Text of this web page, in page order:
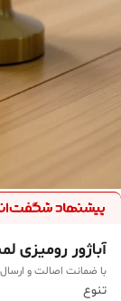
آباژور رومیزی
با ضمانت اصالت و
تنوع